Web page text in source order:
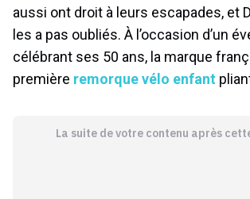
aussi ont droit à leurs escapades, et
les a pas oubliés. À l’occasion d’un
célébrant ses 50 ans, la marque
première remorque vélo enfant
La suite de votre contenu après